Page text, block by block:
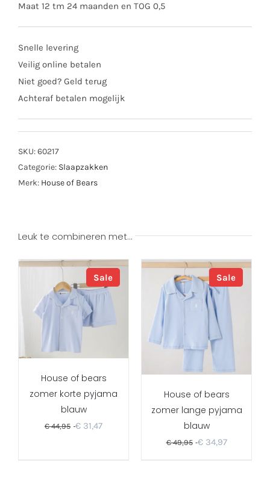
Maat 12 tm 24 maanden en TOG 0,5
Snelle levering
Veilig online betalen
Niet goed? Geld terug
Achteraf betalen mogelijk
SKU:60217
Categorie: Slaapzakken
Merk: House of Bears
Leuk te combineren met…
Sale
House of bears
zomer korte pyjama
blauw
€44,95 € 31,47
Sale
House of bears
zomer lange pyjama
blauw
€49,95 €34,97